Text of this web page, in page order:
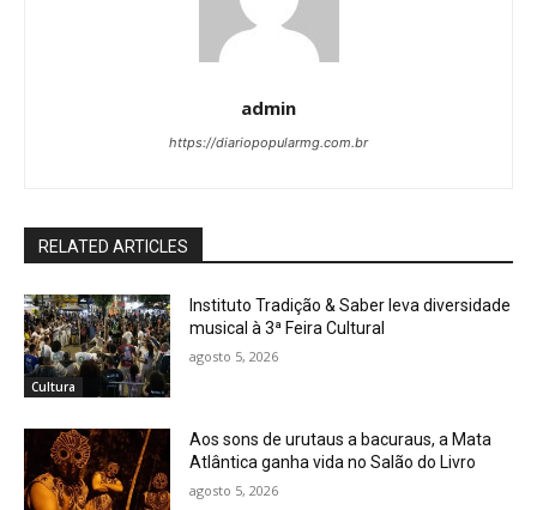
admin
https://diariopopularmg.com.br
RELATED ARTICLES
Cultura
Instituto Tradição & Saber leva diversidade
musical à 3ª Feira Cultural
agosto 5, 2026
Aos sons de urutaus a bacuraus, a Mata
Atlântica ganha vida no Salão do Livro
agosto 5, 2026